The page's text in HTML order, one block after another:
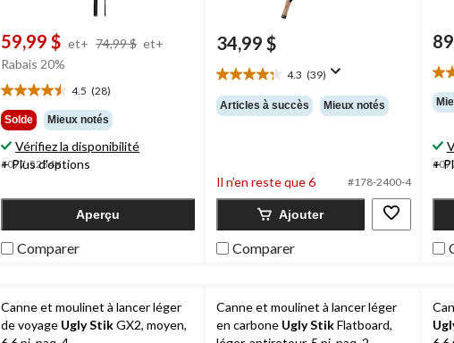
59,99 $ et+ 74,99 $ et+
Rabais 20%
4.5 (28)
4.5
étoile(s)
sur
5.
28
Solde Mieux notés
Vérifiez la disponibilité
#077-5234X
+ Plus d'options
Aperçu
Comparer
34,99 $
4.3 (39)
4.3
étoile(s)
sur
Articles à succès Mieux notés
Il n’en reste que 6 #178-2400-4
Ajouter
Comparer
4.6
sur
24
+
Canne et moulinet à lancer léger
de voyage Ugly StikGX2, moyen,
Canne et moulinet à lancer léger
en carbone Ugly StikFlatboard,